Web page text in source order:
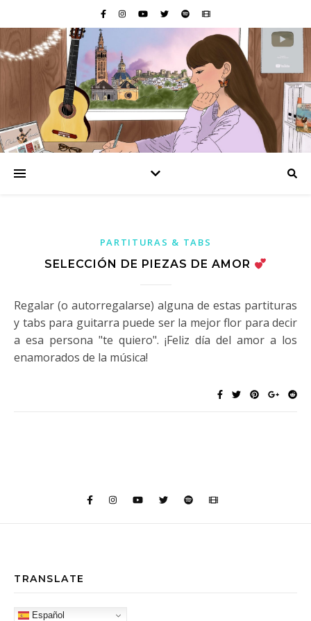
PARTITURAS & TABS
SELECCIÓN DE PIEZAS DE AMOR
Regalar (o autorregalarse) alguna de estas partituras
y tabs para guitarra puede ser la mejor flor para decir
a esa persona "te quiero". ¡Feliz día del amor a los
enamorados de la música!
TRANSLATE
Español